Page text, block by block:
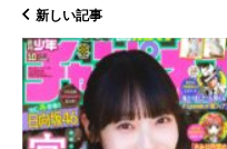
新しい記事